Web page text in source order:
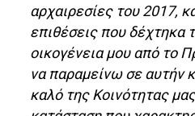
αρχαιρεσίες του 2017,
επιθέσεις που δέχτηκα
οικογένεια μου από το
να παραμείνω σε αυτήν
καλό της Κοινότητας